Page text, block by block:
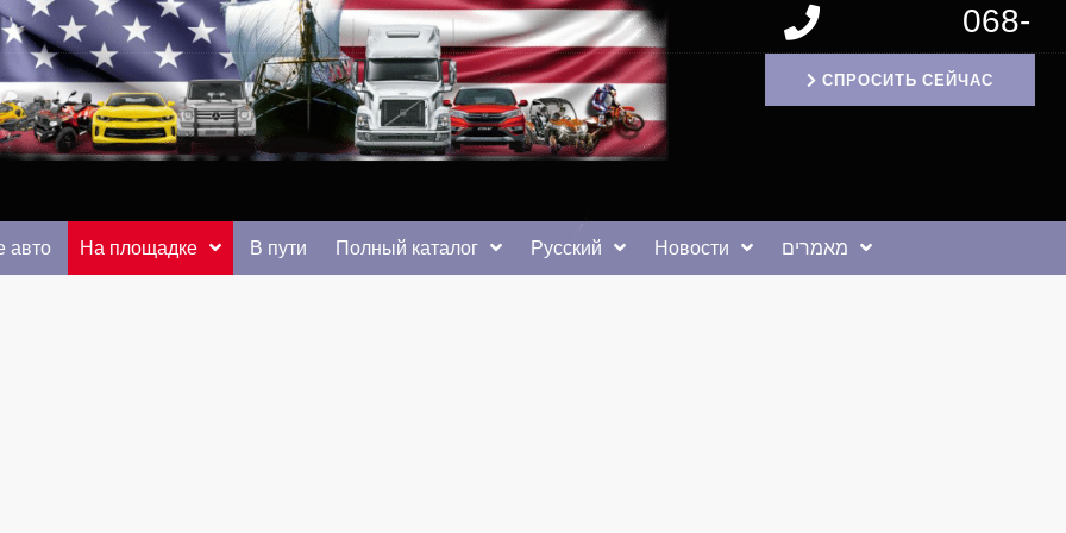
от auto.km.ua
068-
1171994
СПРОСИТЬ СЕЙЧАС
авто На площадке В пути Полный каталог Русский Новости מאמרים